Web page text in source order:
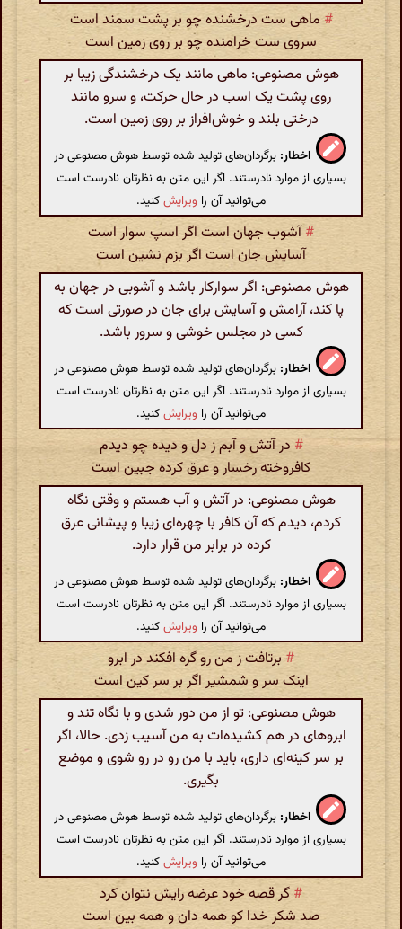
# ماهی ست درخشنده چو بر پشت سمند است
سروی ست خرامنده چو بر روی زمین است
هوش مصنوعی: ماهی مانند یک درخشندگی زیبا بر
روی پشت یک اسب در حال حرکت، و سرو مانند
درختی بلند و خوش‌افراز بر روی زمین است.
اخطار: برگردان‌های تولید شده توسط هوش مصنوعی در
بسیاری از موارد نادرستند. اگر این متن به نظرتان نادرست است
می‌توانید آن را ویرایشکنید.
#آشوب جهان است اگر اسپ سوار است
آسایش جان است اگر بزم نشین است
هوش مصنوعی: اگر سوارکار باشد و آشوبی در جهان به
پا کند، آرامش و آسایش برای جان در صورتی است که
کسی در مجلس خوشی و سرور باشد.
اخطار: برگردان‌های تولید شده توسط هوش مصنوعی در
بسیاری از موارد نادرستند. اگر این متن به نظرتان نادرست است
می‌توانید آن را ویرایشکنید.
#در آتش و آبم ز دل و دیده چو دیدم
کافروخته رخسار و عرق کرده جبین است
هوش مصنوعی: در آتش و آب هستم و وقتی نگاه
کردم، دیدم که آن کافر با چهره‌ای زیبا و پیشانی عرق
کرده در برابر من قرار دارد.
اخطار: برگردان‌های تولید شده توسط هوش مصنوعی در
بسیاری از موارد نادرستند. اگر این متن به نظرتان نادرست است
می‌توانید آن را ویرایشکنید.
# برتافت ز من رو گره افکند در ابرو
اینک سر و شمشیر اگر بر سر کین است
هوش مصنوعی: تو از من دور شدی و با نگاه تند و
ابروهای در هم کشیده‌ات به من آسیب زدی. حالا، اگر
بر سر کینه‌ای داری، باید با من رو در رو شوی و موضع
بگیری.
اخطار: برگردان‌های تولید شده توسط هوش مصنوعی در
بسیاری از موارد نادرستند. اگر این متن به نظرتان نادرست است
می‌توانید آن را ویرایشکنید.
#گر قصه خود عرضه رایش نتوان کرد
صد شکر خدا کو همه دان و همه بین است